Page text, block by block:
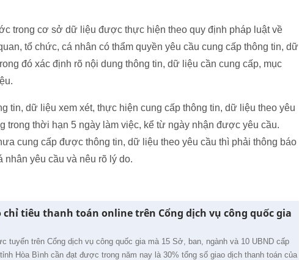
trong cơ sở dữ liệu được thực hiện theo quy định pháp luật về
tổ chức, cá nhân có thẩm quyền yêu cầu cung cấp thông tin, dữ
đó xác định rõ nội dung thông tin, dữ liệu cần cung cấp, mục
tin, dữ liệu xem xét, thực hiện cung cấp thông tin, dữ liệu theo yêu
trong thời hạn 5 ngày làm việc, kể từ ngày nhận được yêu cầu.
cung cấp được thông tin, dữ liệu theo yêu cầu thì phải thông báo
nhân yêu cầu và nêu rõ lý do.
chỉ tiêu thanh toán online trên Cổng dịch vụ công quốc gia
tuyến trên Cổng dịch vụ công quốc gia mà 15 Sở, ban, ngành và 10 UBND cấp
Hòa Bình cần đạt được trong năm nay là 30% tổng số giao dịch thanh toán của